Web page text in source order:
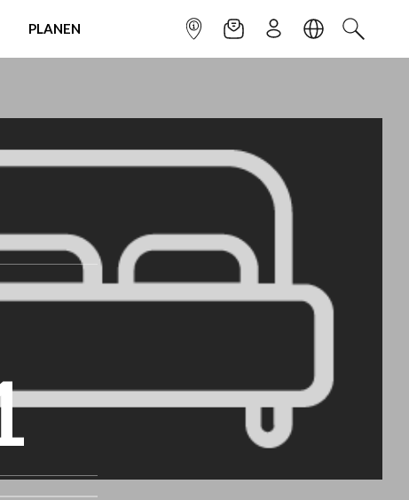
PLANEN INFOPUNKTNEWSLETTER
ANMELDENSPRACHESUCHEN